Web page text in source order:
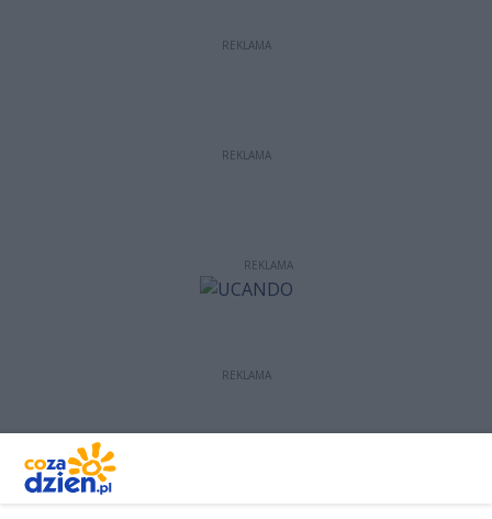
REKLAMA
REKLAMA
REKLAMA
REKLAMA